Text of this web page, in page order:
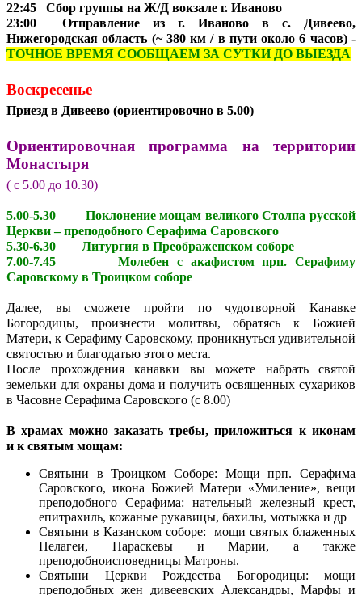
22:45 Сбор группы на Ж/Д вокзале г. Иваново
23:00 Отправление из г. Иваново в с. Дивеево,
Нижегородская область (~ 380 км / в пути около 6 часов) -
ТОЧНОЕ ВРЕМЯ СООБЩАЕМ ЗА СУТКИ ДО ВЫЕЗДА
Воскресенье
Приезд в Дивеево (ориентировочно в 5.00)
Ориентировочная программа на территории
Монастыря
( с 5.00 до 10.30)
5.00-5.30 Поклонение мощам великого Столпа русской
Церкви – преподобного Серафима Саровского
5.30-6.30 Литургия в Преображенском соборе
7.00-7.45 Молебен с акафистом прп. Серафиму
Саровскому в Троицком соборе
Далее, вы сможете пройти по чудотворной Канавке
Богородицы, произнести молитвы, обратясь к Божией
Матери, к Серафиму Саровскому, проникнуться удивительной
святостью и благодатью этого места.
После прохождения канавки вы можете набрать святой
земельки для охраны дома и получить освященных сухариков
в Часовне Серафима Саровского (с 8.00)
В храмах можно заказать требы, приложиться к иконам
и к святым мощам:
Святыни в Троицком Соборе: Мощи прп. Серафима
Саровского, икона Божией Матери «Умиление», вещи
преподобного Серафима: нательный железный крест,
епитрахиль, кожаные рукавицы, бахилы, мотыжка и др
Святыни в Казанском соборе: мощи святых блаженных
Пелагеи, Параскевы и Марии, а также
преподобноисповедницы Матроны.
Святыни Церкви Рождества Богородицы: мощи
преподобных жен дивеевских Александры, Марфы и